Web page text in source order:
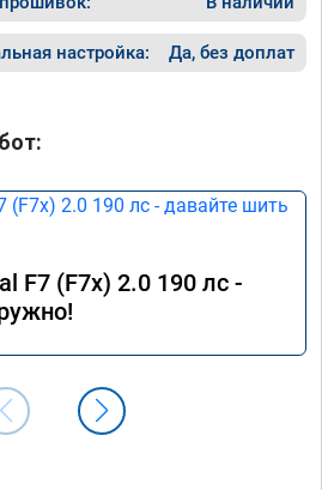
настройка: Да, без доплат
F7 (F7x) 2.0 190 лс -